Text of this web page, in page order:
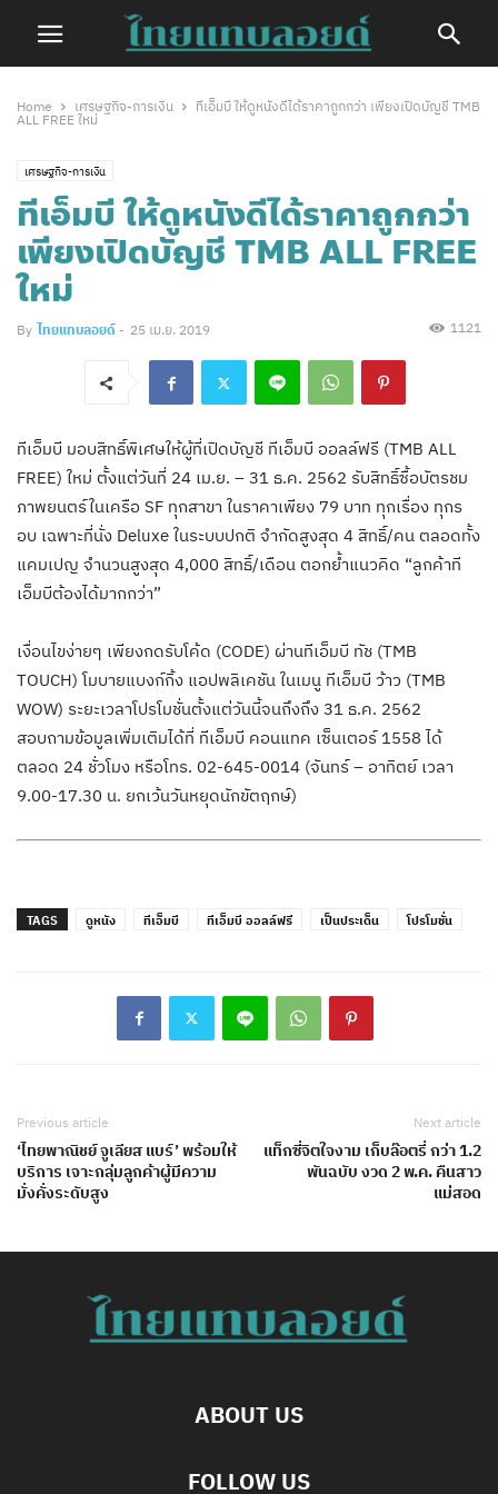
Home เศรษฐกิจ-การเงิน
ทีเอ็มบี ให้ดูหนังดีได้ราคาถูกกว่า เพียงเปิดบัญชี TMB
ALL FREE ใหม่
เศรษฐกิจ-การเงิน
ทีเอ็มบี ให้ดูหนังดีได้ราคาถูกกว่า
เพียงเปิดบัญชี TMB ALL FREE
ใหม่
By ไทยแทบลอยด์ - 25 เม.ย. 2019 1121
ทีเอ็มบี มอบสิทธิ์พิเศษให้ผู้ที่เปิดบัญชี ทีเอ็มบี ออลล์ฟรี (TMB ALL
FREE) ใหม่ ตั้งแต่วันที่ 24 เม.ย. – 31 ธ.ค. 2562 รับสิทธิ์ซื้อบัตรชม
ภาพยนตร์ในเครือ SF ทุกสาขา ในราคาเพียง 79 บาท ทุกเรื่อง ทุกร
อบ เฉพาะที่นั่ง Deluxe ในระบบปกติ จำกัดสูงสุด 4 สิทธิ์/คน ตลอดทั้ง
แคมเปญ จำนวนสูงสุด 4,000 สิทธิ์/เดือน ตอกย้ำแนวคิด “ลูกค้าที
เอ็มบีต้องได้มากกว่า”
เงื่อนไขง่ายๆ เพียงกดรับโค้ด (CODE) ผ่านทีเอ็มบี ทัช (TMB
TOUCH) โมบายแบงก์กิ้ง แอปพลิเคชัน ในเมนู ทีเอ็มบี ว้าว (TMB
WOW) ระยะเวลาโปรโมชั่นตั้งแต่วันนี้จนถึงถึง 31 ธ.ค. 2562
สอบถามข้อมูลเพิ่มเติมได้ที่ ทีเอ็มบี คอนแทค เซ็นเตอร์ 1558 ได้
ตลอด 24 ชั่วโมง หรือโทร. 02-645-0014 (จันทร์ – อาทิตย์ เวลา
9.00-17.30 น. ยกเว้นวันหยุดนักขัตฤกษ์)
TAGS ดูหนัง ทีเอ็มบี ทีเอ็มบี ออลล์ฟรี เป็นประเด็น โปรโมชั่น
Previous article
‘ไทยพาณิชย์ จูเลียส แบร์’ พร้อมให้
บริการ เจาะกลุ่มลูกค้าผู้มีความ
มั่งคั่งระดับสูง
Next article
แท็กซี่จิตใจงาม เก็บล๊อตรี่ กว่า 1.2
พันฉบับ งวด 2 พ.ค. คืนสาว
แม่สอด
ABOUT US
FOLLOW US